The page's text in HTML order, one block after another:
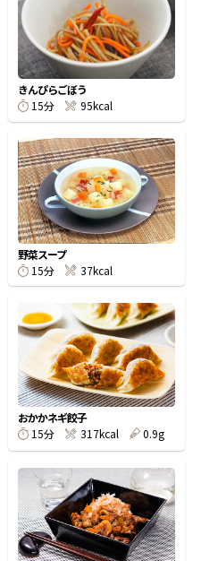
楽チン鍋®
ストレートつゆ
『氷熟®』
碗蒸し
きんぴらごぼう
15分
95kcal
野菜スープ
15分
37kcal
おかかネギ餃子
15分
317kcal 0.9g